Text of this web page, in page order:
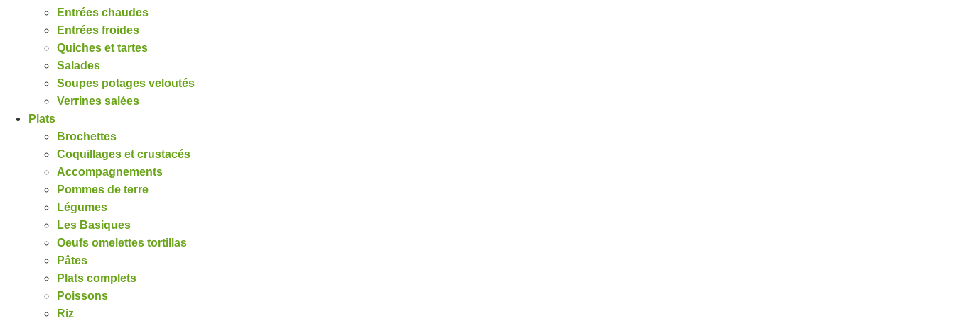
Entrées chaudes
Entrées froides
Quiches et tartes
Salades
Soupes potages veloutés
Verrines salées
Plats
Brochettes
Coquillages et crustacés
Accompagnements
Pommes de terre
Légumes
Les Basiques
Oeufs omelettes tortillas
Pâtes
Plats complets
Poissons
Riz